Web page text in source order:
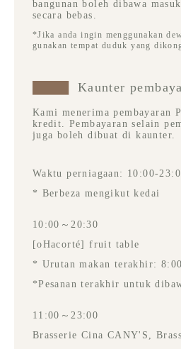
bangunan boleh dibawa
secara bebas.
*Jika anda ingin menggunakan
gunakan tempat duduk yang
Kaunter
Kami menerima pembayaran
kredit. Pembayaran selain
juga boleh dibuat di kaunter.
Waktu perniagaan: 10:00-
* Berbeza mengikut kedai
10:00～20:30
[oHacorté] fruit table
* Urutan makan terakhir:
*Pesanan terakhir untuk
11:00～23:00
Brasserie Cina CANY'S,